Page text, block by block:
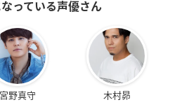
っている声優さん
宮野真守 木村昴